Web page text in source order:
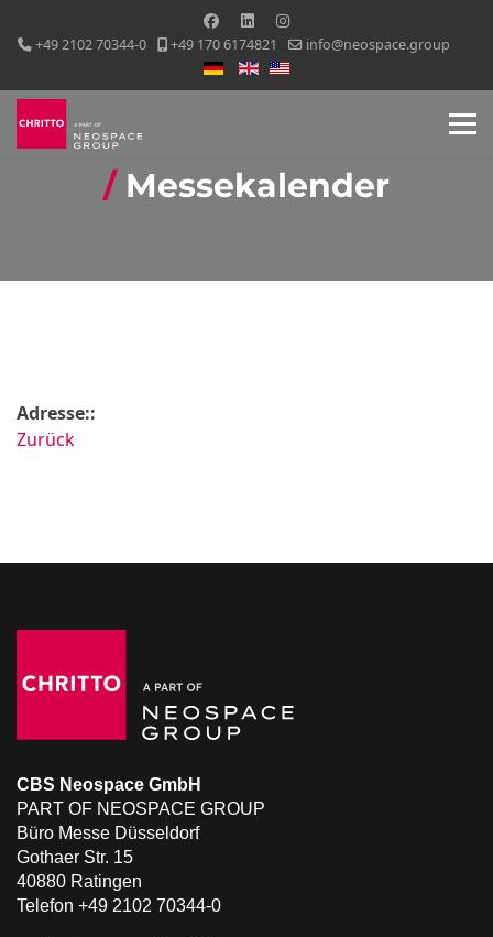
+49 2102 70344-0 +49 170 6174821
info@neospace.group
Sprache auswählen
Messekalender
Adresse::
Zurück
CBS Neospace GmbH
PART OF NEOSPACE GROUP
Büro Messe Düsseldorf
Gothaer Str. 15
40880 Ratingen
Telefon +49 2102 70344-0